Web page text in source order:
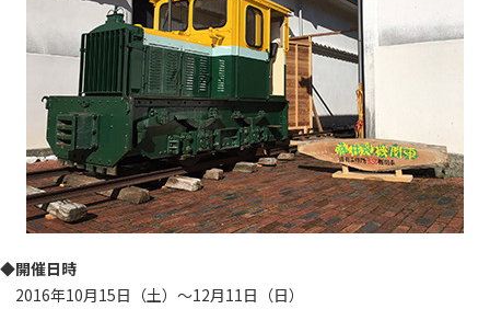
◆開催日時
2016年10月15日（土）～12月11日（日）